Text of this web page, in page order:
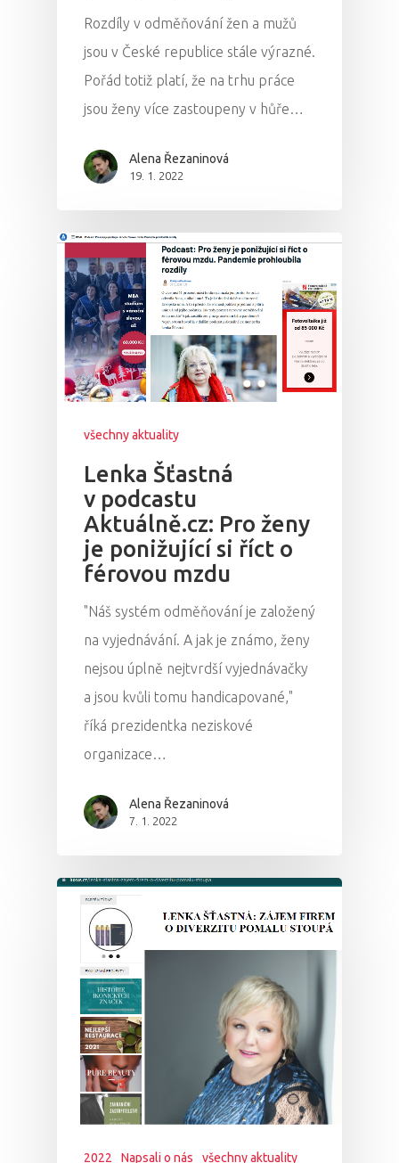
Rozdíly v odměňování žen a mužů
jsou v České republice stále výrazné.
Pořád totiž platí, že na trhu práce
jsou ženy více zastoupeny v hůře…
Alena Řezaninová
19. 1. 2022
všechny aktuality
Lenka Šťastná
v podcastu
Aktuálně.cz: Pro ženy
je ponižující si říct o
férovou mzdu
"Náš systém odměňování je založený
na vyjednávání. A jak je známo, ženy
nejsou úplně nejtvrdší vyjednávačky
a jsou kvůli tomu handicapované,"
říká prezidentka neziskové
organizace…
Alena Řezaninová
7. 1. 2022
2022 Napsali o nás všechny aktuality